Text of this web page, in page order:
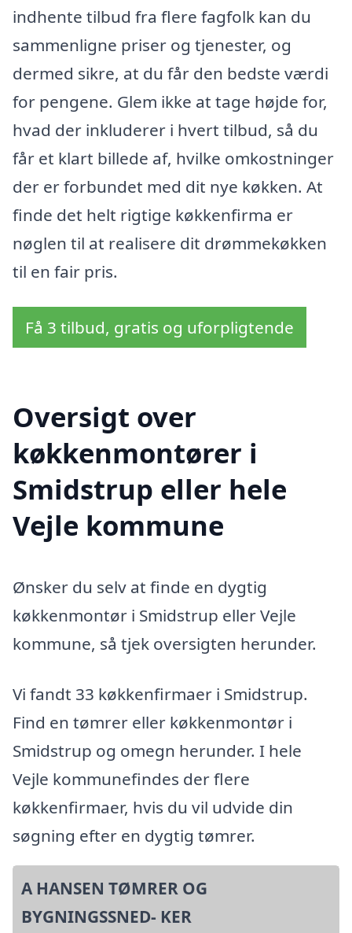
indhente tilbud fra flere fagfolk kan du
sammenligne priser og tjenester, og
dermed sikre, at du får den bedste værdi
for pengene. Glem ikke at tage højde for,
hvad der inkluderer i hvert tilbud, så du
får et klart billede af, hvilke omkostninger
der er forbundet med dit nye køkken. At
finde det helt rigtige køkkenfirma er
nøglen til at realisere dit drømmekøkken
til en fair pris.
Få 3 tilbud, gratis og uforpligtende
Oversigt over
køkkenmontører i
Smidstrup eller hele
Vejle kommune
Ønsker du selv at finde en dygtig
køkkenmontør i Smidstrup eller Vejle
kommune, så tjek oversigten herunder.
Vi fandt 33 køkkenfirmaer i Smidstrup.
Find en tømrer eller køkkenmontør i
Smidstrup og omegn herunder. I hele
Vejle kommunefindes der flere
køkkenfirmaer, hvis du vil udvide din
søgning efter en dygtig tømrer.
A HANSEN TØMRER OG
BYGNINGSSNED- KER